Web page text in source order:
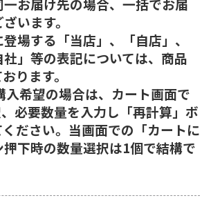
お届け先の場合、一括でお届
います。
場する「当店」、「自店」、
社」等の表記については、商品
ります。
希望の場合は、カート画面で
、必要数量を入力し「再計算」ボ
ださい。当画面での「カートに
下時の数量選択は1個で結構で